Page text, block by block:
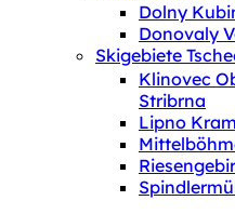
Dolny
Donovaly
Skigebiete
Klinovec
Stribrna
Lipno